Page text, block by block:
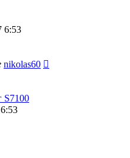
6:53
nikolas60
S7100